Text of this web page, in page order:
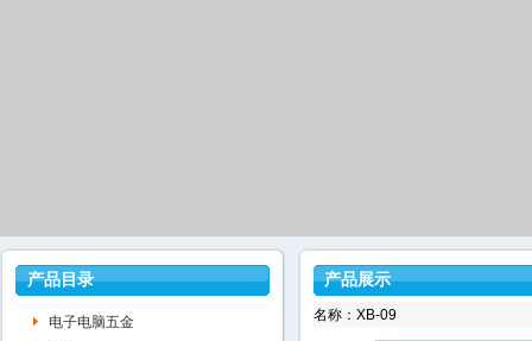
产品目录
电子电脑五金
产品展示
名称：XB-09